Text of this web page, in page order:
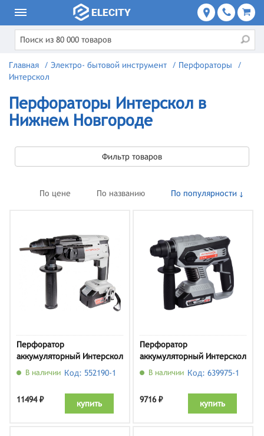
Главная / Электро- бытовой инструмент / Перфораторы
/
Интерскол
Перфораторы Интерскол в
Нижнем Новгороде
Фильтр товаров
По цене По названию По популярности
Перфоратор
аккумуляторный Интерскол
ПА-18/18Л2, арт. 329.2.2.74
(кейс, с 2 АКБ и ЗУ)
В наличии Код: 552190-1
11494 ₽ купить
Перфоратор
аккумуляторный Интерскол
ПА-24/18В, арт. 579.4.1.70
(кейс, с 1 АКБ и ЗУ)
В наличии Код: 639975-1
9716 ₽ купить